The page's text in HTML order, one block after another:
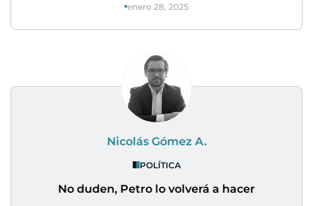
enero 28, 2025
Nicolás Gómez A.
POLÍTICA
No duden, Petro lo volverá a hacer